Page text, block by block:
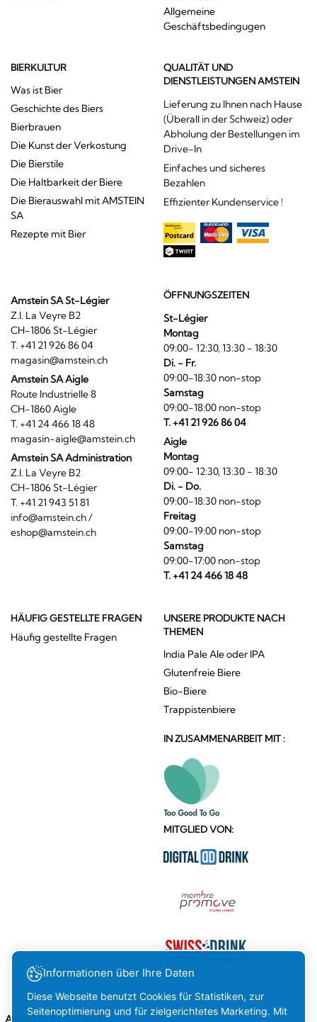
Allgemeine
Geschäftsbedingugen
BIERKULTUR
Was ist Bier
Geschichte des Biers
Bierbrauen
Die Kunst der Verkostung
Die Bierstile
Die Haltbarkeit der Biere
Die Bierauswahl mit AMSTEIN
SA
Rezepte mit Bier
QUALITÄT UND
DIENSTLEISTUNGEN AMSTEIN
Lieferung zu Ihnen nach Hause
(Überall in der Schweiz) oder
Abholung der Bestellungen im
Drive-In
Einfaches und sicheres
Bezahlen
Effizienter Kundenservice !
Amstein SA St-Légier
Z.I. La Veyre B2
CH-1806 St-Légier
T. +41 21 926 86 04
magasin@amstein.ch
Amstein SA Aigle
Route Industrielle 8
CH-1860 Aigle
T. +41 24 466 18 48
magasin-aigle@amstein.ch
Amstein SA Administration
Z.I. La Veyre B2
CH-1806 St-Légier
T. +41 21 943 51 81
info@amstein.ch/
eshop@amstein.ch
ÖFFNUNGSZEITEN
St-Légier
Montag
09:00- 12:30, 13:30 - 18:30
Di. - Fr.
09:00-18:30 non-stop
Samstag
09:00-18:00 non-stop
T. +41 21 926 86 04
Aigle
Montag
09:00- 12:30, 13:30 - 18:30
Di. - Do.
09:00-18:30 non-stop
Freitag
09:00-19:00 non-stop
Samstag
09:00-17:00 non-stop
T. +41 24 466 18 48
HÄUFIG GESTELLTE FRAGEN
Häufig gestellte Fragen
UNSERE PRODUKTE NACH
THEMEN
India Pale Ale oder IPA
Glutenfreie Biere
Bio-Biere
Trappistenbiere
IN ZUSAMMENARBEIT MIT :
MITGLIED VON:
AMSTEIN IN SOZIALEN
Informationen über Ihre Daten
Diese Webseite benutzt Cookies für Statistiken, zur
Seitenoptimierung und für zielgerichtetes Marketing. Mit